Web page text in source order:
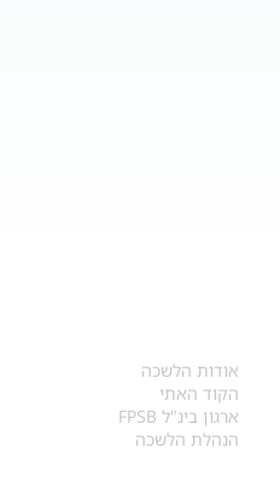
​אודות הלשכה
הקוד האתי
ארגון בינ"ל FPSB
הנהלת הלשכה